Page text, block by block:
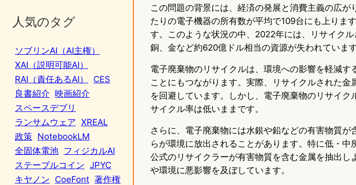
人気のタグ
ソブリンAI（AI主権）
XAI（説明可能AI）
RAI（責任あるAI）
CES
良書紹介 映画紹介
スペースデブリ
ランサムウェア XREAL
政策 NotebookLM
全固体電池 フィジカルAI
ステーブルコイン JPYC
キヤノン CoeFont 著作権
この問題の背景には、経済の発展と消費主義の広
たりの電子機器の所有数が平均で109台にも上りま
す。このような状況の中、2022年には、リサイク
銅、金など約620億ドル相当の資源が失われています
電子廃棄物のリサイクルは、環境への影響を軽減
ことにもつながります。実際、リサイクルされた
を回避しています。しかし、電子廃棄物のリサイク
サイクル率は低いままです。
さらに、電子廃棄物には水銀や鉛などの有害物質
らが環境に放出されることがあります。特に低・
公式のリサイクラーが有害物質を含む金属を抽出
や環境に悪影響を及ぼしています。